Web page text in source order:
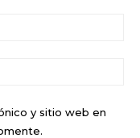
y sitio web en